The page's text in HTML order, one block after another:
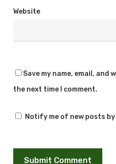
Website
Save my name, email,
the next time I comment.
Notify me of new posts by